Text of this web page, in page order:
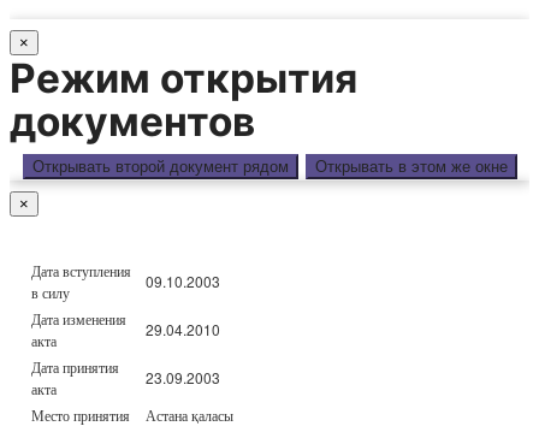
×
Режим открытия
документов
Открывать второй документ рядом Открывать в этом же окне
×
Дата вступления
в силу
09.10.2003
Дата изменения
акта
29.04.2010
Дата принятия
акта
23.09.2003
Место принятия
Астана қаласы